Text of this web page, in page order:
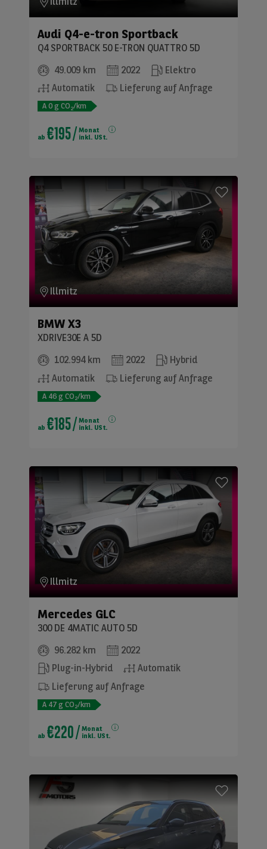
Audi Q4-e-tron Sportback
Q4 SPORTBACK 50 E-TRON QUATTRO 5D
49.009 km
2022
Elektro
Automatik
Lieferung auf Anfrage
A 0 g CO2/km
ab €195/ Monat
inkl. USt.
Illmitz
BMW X3
XDRIVE30E A 5D
102.994 km
2022
Hybrid
Automatik
Lieferung auf Anfrage
A 46 g CO2/km
ab €185/ Monat
inkl. USt.
Illmitz
Mercedes GLC
300 DE 4MATIC AUTO 5D
96.282 km
2022
Plug-in-Hybrid
Automatik
Lieferung auf Anfrage
A 47 g CO2/km
ab €220/ Monat
inkl. USt.